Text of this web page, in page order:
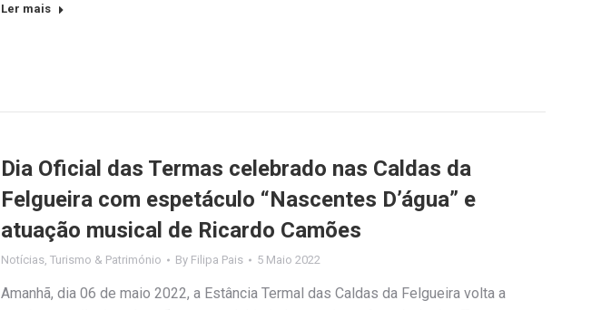
Ler mais
Dia Oficial das Termas celebrado nas Caldas da
Felgueira com espetáculo “Nascentes D’água” e
atuação musical de Ricardo Camões
Notícias, Turismo & Património By Filipa Pais 5 Maio 2022
Amanhã, dia 06 de maio 2022, a Estância Termal das Caldas da Felgueira volta a